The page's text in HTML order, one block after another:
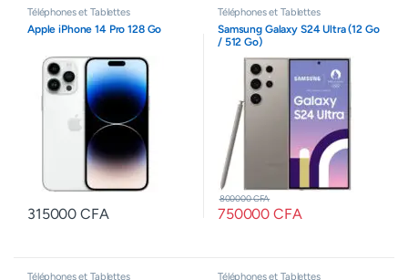
Téléphones et Tablettes
Apple iPhone 14 Pro 128 Go
315000CFA
Téléphones et Tablettes
Samsung Galaxy S24 Ultra (12 Go
/ 512 Go)
750000CFA
800000CFA
Téléphones et Tablettes
Téléphones et Tablettes